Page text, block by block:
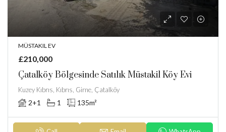
MÜSTAKIL EV
£210,000
Çatalköy Bölgesinde Satılık Müstakil Köy Evi
Kuzey Kıbrıs, Kıbrıs, Girne, Çatalköy
2+1 1 135m²